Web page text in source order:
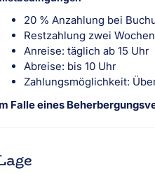
20 % Anzahlung bei
Restzahlung zwei
Anreise: täglich ab 15 Uhr
Abreise: bis 10 Uhr
Zahlungsmöglichkeit:
Falle eines